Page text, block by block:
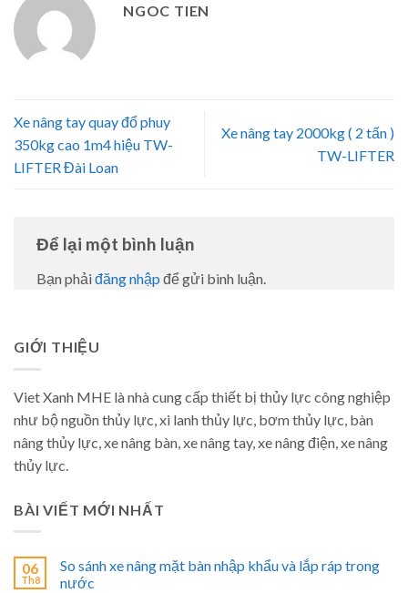
NGOC TIEN
Xe nâng tay quay đổ phuy
350kg cao 1m4 hiệu TW-
LIFTER Đài Loan
Xe nâng tay 2000kg ( 2 tấn )
TW-LIFTER
Để lại một bình luận
Bạn phải đăng nhập để gửi bình luận.
GIỚI THIỆU
Viet Xanh MHE là nhà cung cấp thiết bị thủy lực công nghiệp
như bộ nguồn thủy lực, xi lanh thủy lực, bơm thủy lực, bàn
nâng thủy lực, xe nâng bàn, xe nâng tay, xe nâng điện, xe nâng
thủy lực.
BÀI VIẾT MỚI NHẤT
06
Th8
So sánh xe nâng mặt bàn nhập khẩu và lắp ráp trong
nước